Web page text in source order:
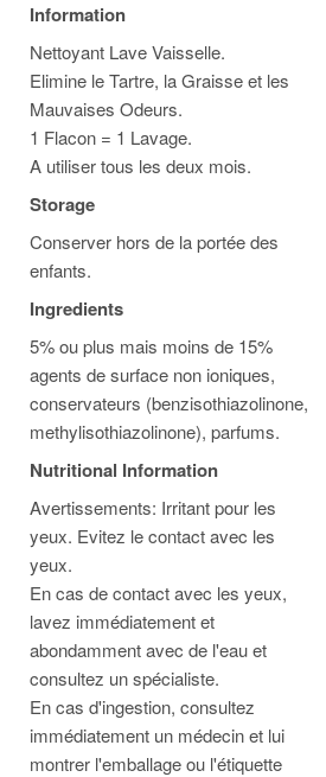
Information
Nettoyant Lave Vaisselle.
Elimine le Tartre, la Graisse et les
Mauvaises Odeurs.
1 Flacon = 1 Lavage.
A utiliser tous les deux mois.
Storage
Conserver hors de la portée des
enfants.
Ingredients
5% ou plus mais moins de 15%
agents de surface non ioniques,
conservateurs (benzisothiazolinone,
methylisothiazolinone), parfums.
Nutritional Information
Avertissements: Irritant pour les
yeux. Evitez le contact avec les
yeux.
En cas de contact avec les yeux,
lavez immédiatement et
abondamment avec de l'eau et
consultez un spécialiste.
En cas d'ingestion, consultez
immédiatement un médecin et lui
montrer l'emballage ou l'étiquette